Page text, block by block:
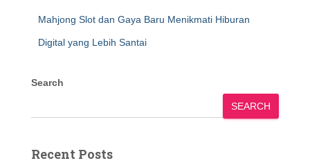
Mahjong Slot dan Gaya Baru Menikmati Hiburan
Digital yang Lebih Santai
Search
SEARCH
Recent Posts